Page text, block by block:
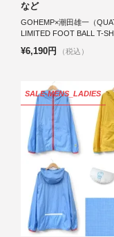
など
GOHEMP×潮田雄一（
LIMITED FOOT BALL T-
¥6,190円 （税込）
SALE-MENS_LADIES